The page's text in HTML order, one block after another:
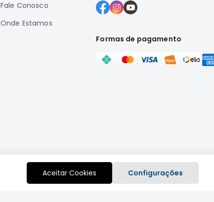
Fale Conosco
Onde Estamos
Formas de pagamento
Aceitar Cookies Configurações